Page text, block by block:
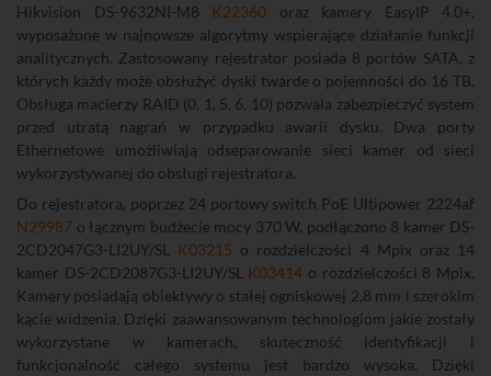
Hikvision DS-9632NI-M8 K22360 oraz kamery EasyIP 4.0+,
wyposażone w najnowsze algorytmy wspierające działanie funkcji
analitycznych. Zastosowany rejestrator posiada 8 portów SATA, z
których każdy może obsłużyć dyski twarde o pojemności do 16 TB.
Obsługa macierzy RAID (0, 1, 5, 6, 10) pozwala zabezpieczyć system
przed utratą nagrań w przypadku awarii dysku. Dwa porty
Ethernetowe umożliwiają odseparowanie sieci kamer od sieci
wykorzystywanej do obsługi rejestratora.
Do rejestratora, poprzez 24 portowy switch PoE Ultipower 2224af
N29987 o łącznym budżecie mocy 370 W, podłączono 8 kamer DS-
2CD2047G3-LI2UY/SL K03215 o rozdzielczości 4 Mpix oraz 14
kamer DS-2CD2087G3-LI2UY/SL K03414 o rozdzielczości 8 Mpix.
Kamery posiadają obiektywy o stałej ogniskowej 2,8 mm i szerokim
kącie widzenia. Dzięki zaawansowanym technologiom jakie zostały
wykorzystane w kamerach, skuteczność identyfikacji i
funkcjonalność całego systemu jest bardzo wysoka. Dzięki